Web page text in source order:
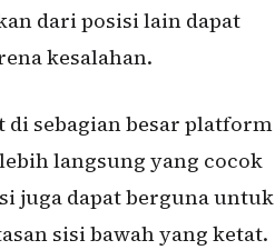
dari posisi lain dapat
kesalahan.
di sebagian besar platform
langsung yang cocok
juga dapat berguna untuk
sisi bawah yang ketat.